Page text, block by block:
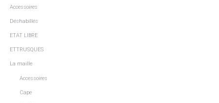
Accessoires
Déshabillés
ETAT LIBRE
ETTRUSQUES
La maille
Accessoires
Cape